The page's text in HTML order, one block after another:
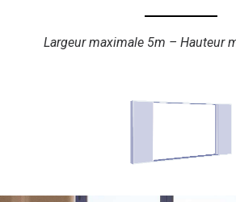
Largeur maximale 5m – Hauteur